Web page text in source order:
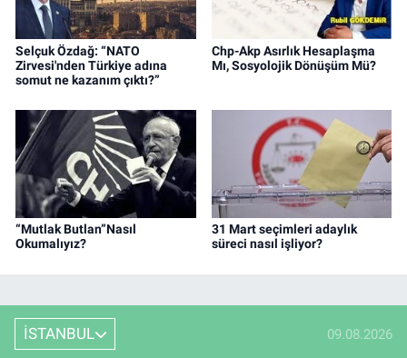
Selçuk Özdağ: “NATO
Zirvesi'nden Türkiye adına
somut ne kazanım çıktı?”
Chp-Akp Asırlık Hesaplaşma
Mı, Sosyolojik Dönüşüm Mü?
“Mutlak Butlan”Nasıl
Okumalıyız?
31 Mart seçimleri adaylık
süreci nasıl işliyor?
İSTANBUL 09.08.2026